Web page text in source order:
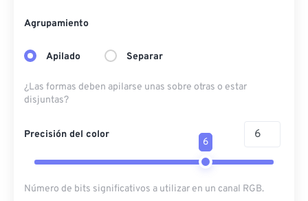
Agrupamiento
Apilado Separar
¿Las formas deben apilarse unas sobre otras o estar
disjuntas?
Precisión del color
6
Número de bits significativos a utilizar en un canal RGB.